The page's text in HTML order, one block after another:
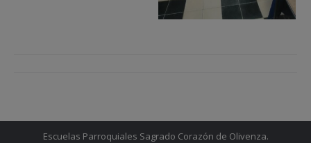
entradas
Escuelas Parroquiales Sagrado Corazón de Olivenza.